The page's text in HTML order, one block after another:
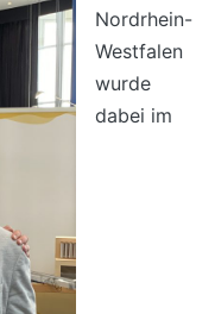
Nordrhein-
Westfalen
wurde
dabei im